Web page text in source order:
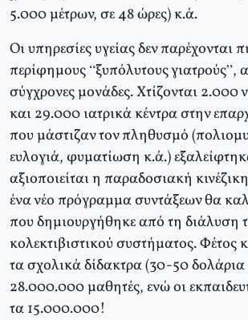
5.000 μέτρων, σε 48 ώρες) κ.ά.
Οι υπηρεσίες υγείας δεν παρέχονται
περίφημους “ξυπόλυτους γιατρούς”,
σύγχρονες μονάδες. Χτίζονται 2.000
και 29.000 ιατρικά κέντρα στην
που μάστιζαν τον πληθυσμό
ευλογιά, φυματίωση κ.ά.)
αξιοποιείται η παραδοσιακή
ένα νέο πρόγραμμα συντάξεων θα
που δημιουργήθηκε από τη διάλυση
κολεκτιβιστικού συστήματος.
τα σχολικά δίδακτρα (30-50 δολάρια
28.000.000 μαθητές, ενώ οι
τα 15.000.000!